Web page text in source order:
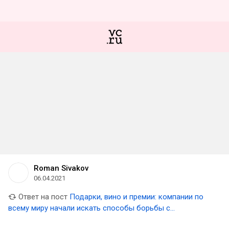
Roman Sivakov
06.04.2021
Ответ на пост Подарки, вино и премии: компании по
всему миру начали искать способы борьбы с